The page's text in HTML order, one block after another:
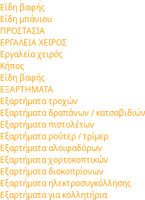
Είδη βαφής
Είδη μπάνιου
ΠΡΟΣΤΑΣΙΑ
ΕΡΓΑΛΕΙΑ ΧΕΙΡΟΣ
Εργαλεία χειρός
Κήπος
Είδη βαφής
ΕΞΑΡΤΗΜΑΤΑ
Εξαρτήματα τροχών
Εξαρτήματα δραπάνων / κατσαβιδιών
Εξαρτήματα πιστολέτων
Εξαρτήματα ρούτερ / τρίμερ
Εξαρτήματα αλοιφαδόρων
Εξαρτήματα χορτοκοπτικών
Εξαρτήματα δισκοπρίονων
Εξαρτήματα ηλεκτροσυγκόλλησης
Εξαρτήματα για κολλητήρια